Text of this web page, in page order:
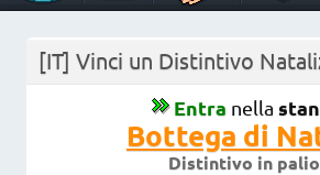
[IT] Vinci un Distintivo
Entra nella
Bottega di
Distintivo in